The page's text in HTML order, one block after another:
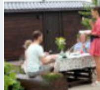
Valmieras novadā aizvadītas